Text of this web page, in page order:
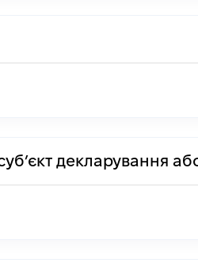
декларування або